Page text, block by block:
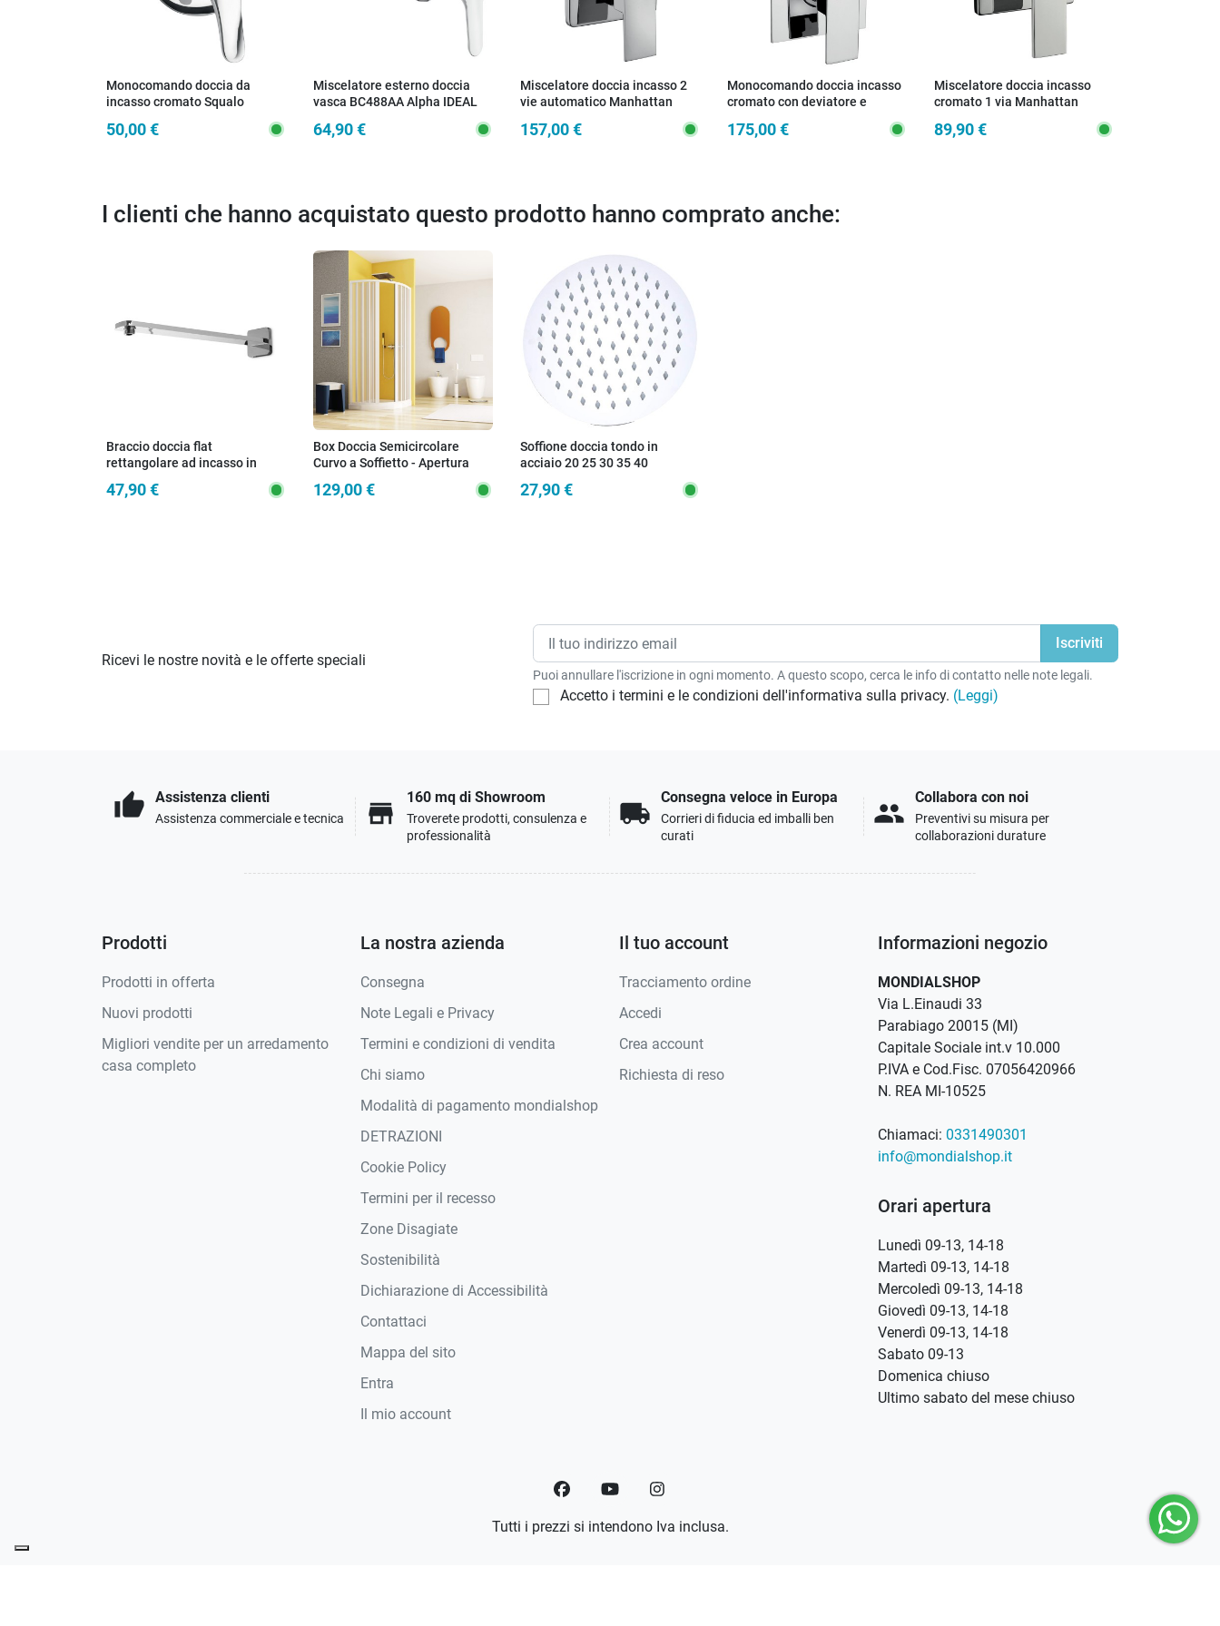
Monocomando doccia da
incasso cromato Squalo
50,00 €
Miscelatore esterno doccia
vasca BC488AA Alpha IDEAL
64,90 €
Miscelatore doccia incasso 2
vie automatico Manhattan
157,00 €
Monocomando doccia incasso
cromato con deviatore e
piastra minimalista Manhattan
175,00 €
Miscelatore doccia incasso
cromato 1 via Manhattan
89,90 €
I clienti che hanno acquistato questo prodotto hanno comprato anche:
Braccio doccia flat
rettangolare ad incasso in
ottone cromato, attacco 1/2 m
47,90 €
Box Doccia Semicircolare
Curvo a Soffietto - Apertura
129,00 €
Soffione doccia tondo in
acciaio 20 25 30 35 40
27,90 €
Ricevi le nostre novità e le offerte speciali
Puoi annullare l'iscrizione in ogni momento. A questo scopo, cerca le info di contatto nelle note legali.
Accetto i termini e le condizioni dell'informativa sulla privacy. (Leggi)
thumb_up Assistenza clienti
Assistenza commerciale e tecnica store
160 mq di Showroom
Troverete prodotti, consulenza e
professionalità
local_shipping
Consegna veloce in Europa
Corrieri di fiducia ed imballi ben
curati
people
Collabora con noi
Preventivi su misura per
collaborazioni durature
Prodotti
Prodotti in offerta
Nuovi prodotti
Migliori vendite per un arredamento
casa completo
La nostra azienda
Consegna
Note Legali e Privacy
Termini e condizioni di vendita
Chi siamo
Modalità di pagamento mondialshop
DETRAZIONI
Cookie Policy
Termini per il recesso
Zone Disagiate
Sostenibilità
Dichiarazione di Accessibilità
Contattaci
Mappa del sito
Entra
Il mio account
Il tuo account
Tracciamento ordine
Accedi
Crea account
Richiesta di reso
Informazioni negozio
MONDIALSHOP
Via L.Einaudi 33
Parabiago 20015 (MI)
Capitale Sociale int.v 10.000
P.IVA e Cod.Fisc. 07056420966
N. REA MI-10525
Chiamaci: 0331490301
info@mondialshop.it
Orari apertura
Lunedì 09-13, 14-18
Martedì 09-13, 14-18
Mercoledì 09-13, 14-18
Giovedì 09-13, 14-18
Venerdì 09-13, 14-18
Sabato 09-13
Domenica chiuso
Ultimo sabato del mese chiuso
Tutti i prezzi si intendono Iva inclusa.